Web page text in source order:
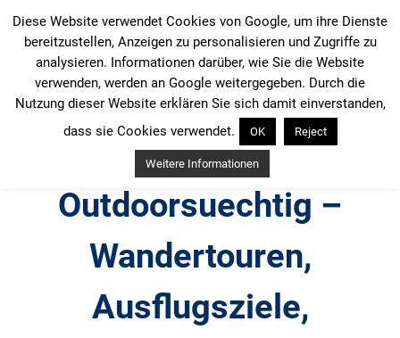
Inhalt
springen
Outdoorsuechtig –
Wandertouren,
Ausflugsziele,
Diese Website verwendet Cookies von Google, um ihre Dienste
bereitzustellen, Anzeigen zu personalisieren und Zugriffe zu
analysieren. Informationen darüber, wie Sie die Website
verwenden, werden an Google weitergegeben. Durch die
Nutzung dieser Website erklären Sie sich damit einverstanden,
dass sie Cookies verwendet.
OK Reject
Weitere Informationen